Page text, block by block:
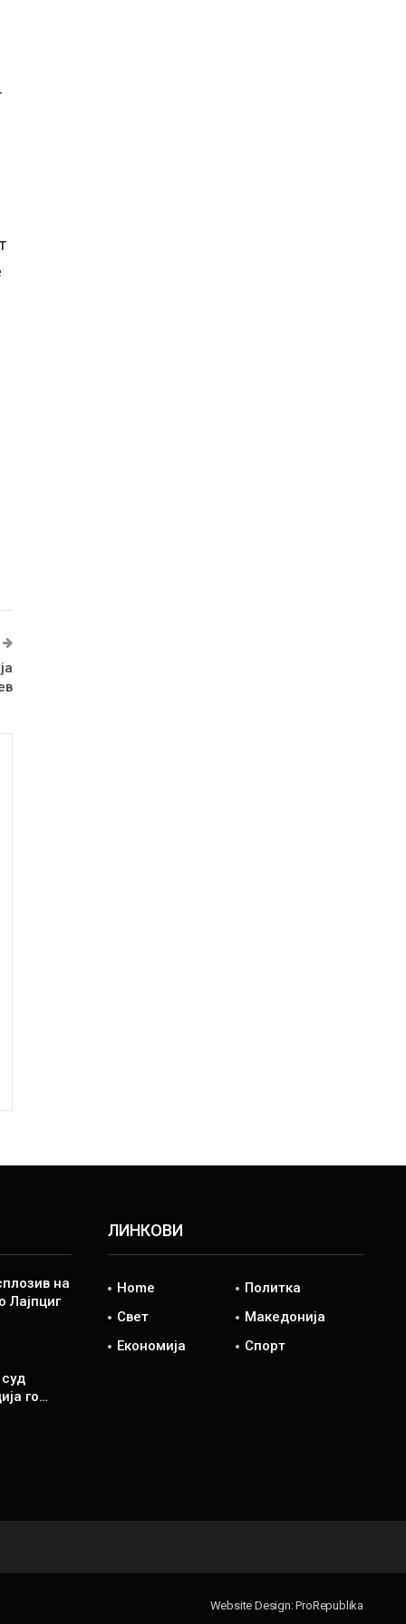
на
Лајпциг
го…
ЛИНКОВИ
Home
Политка
Свет
Македонија
Економија
Спорт
Website Design:ProRepublika